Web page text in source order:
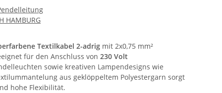
HAMBURG
Textilkabel 2-adrig mit 2x0,75 mm²
für den Anschluss von 230 Volt
sowie kreativen Lampendesigns wie
aus geklöppeltem Polyestergarn sorgt
hohe Flexibilität.